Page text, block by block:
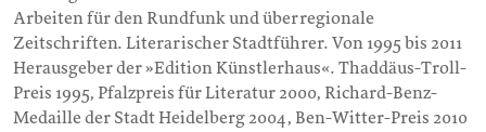
Arbeiten für den Rundfunk und überregionale
Zeitschriften. Literarischer Stadtführer. Von 1995 bis 2011
Herausgeber der »Edition Künstlerhaus«. Thaddäus-Troll-
Preis 1995, Pfalzpreis für Literatur 2000, Richard-Benz-
Medaille der Stadt Heidelberg 2004, Ben-Witter-Preis 2010